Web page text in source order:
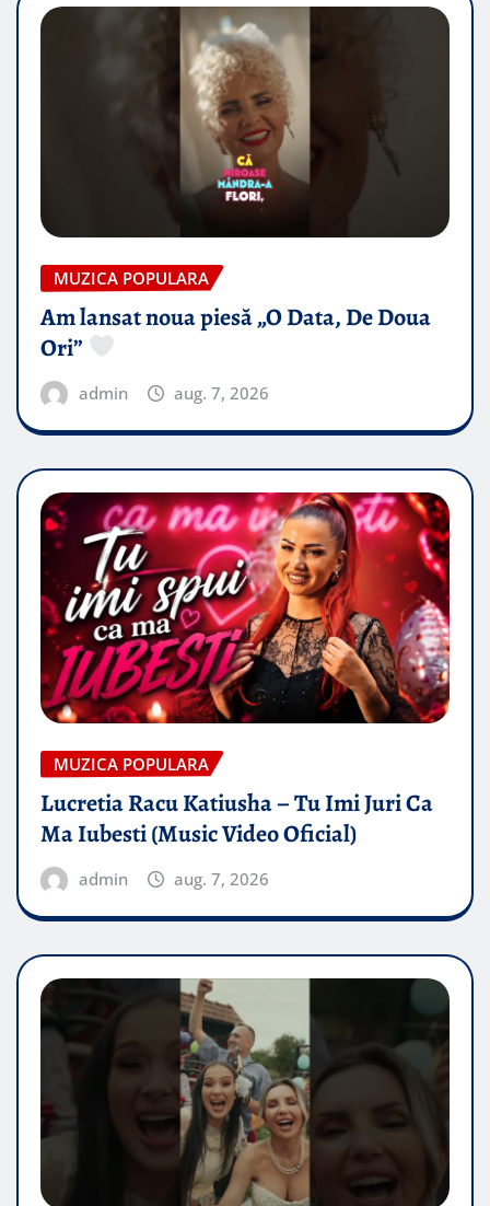
MUZICA POPULARA
Am lansat noua piesă „O Data, De Doua
Ori”
admin aug. 7, 2026
MUZICA POPULARA
Lucretia Racu Katiusha – Tu Imi Juri Ca
Ma Iubesti (Music Video Oficial)
admin aug. 7, 2026